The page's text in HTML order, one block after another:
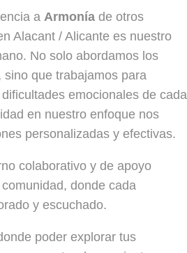
a Armonía de otros
Alacant / Alicante es nuestro
No solo abordamos los
que trabajamos para
emocionales de cada
en nuestro enfoque nos
personalizadas y efectivas.
colaborativo y de apoyo
donde cada
y escuchado.
poder explorar tus